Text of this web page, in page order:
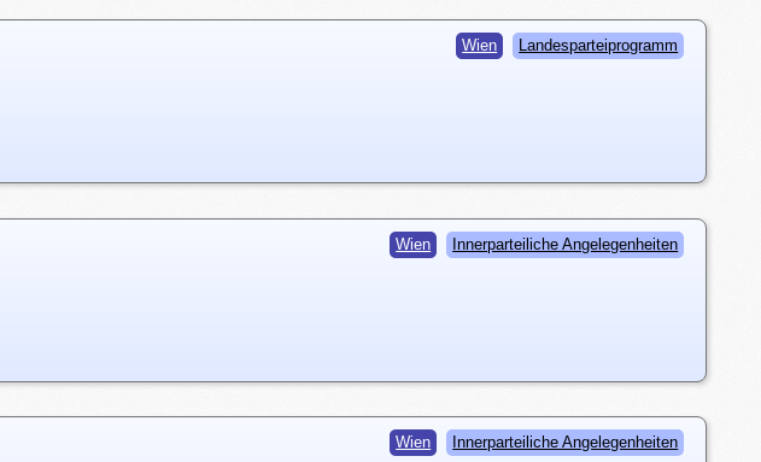
Wien Landesparteiprogramm
Wien Innerparteiliche Angelegenheiten
Wien Innerparteiliche Angelegenheiten